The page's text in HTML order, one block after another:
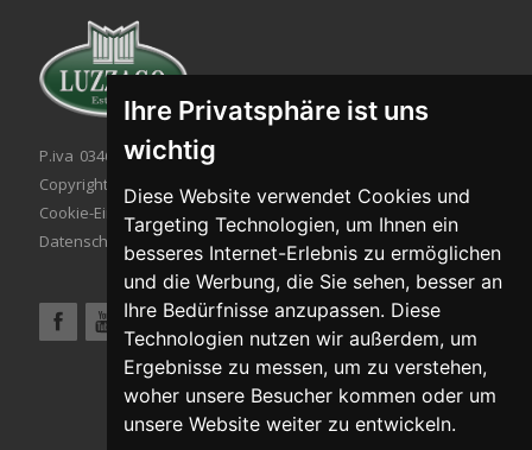
Ihre Privatsphäre ist uns
wichtig
Diese Website verwendet Cookies und
Targeting Technologien, um Ihnen ein
besseres Internet-Erlebnis zu ermöglichen
und die Werbung, die Sie sehen, besser an
Ihre Bedürfnisse anzupassen. Diese
Technologien nutzen wir außerdem, um
Ergebnisse zu messen, um zu verstehen,
woher unsere Besucher kommen oder um
unsere Website weiter zu entwickeln.
P.iva 03467320986 - C.F. 03467320986
Copyright © 2026. All rights reserved.
Cookie-Einstellung
Datenschutzbestimmungen